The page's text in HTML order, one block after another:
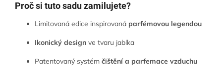
Proč si tuto sadu zamilujete?
Limitovaná edice inspirovaná parfémovou legendou
Ikonický design ve tvaru jablka
Patentovaný systém čištění a parfemace vzduchu